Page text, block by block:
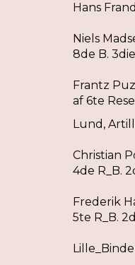
Hans
Niels
8de B.
Frantz
af 6te
Lund,
Christian
4de R_B.
Frederik
5te R_B.